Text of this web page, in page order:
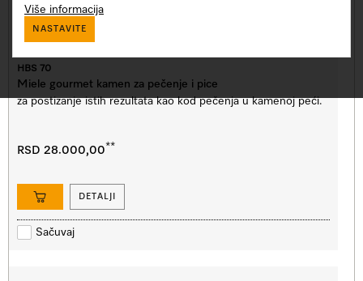
Više informacija
NASTAVITE
HBS 70
Miele gourmet kamen za pečenje i pice
za postizanje istih rezultata kao kod pečenja u kamenoj peći.
RSD 28.000,00**
DETALJI
Sačuvaj